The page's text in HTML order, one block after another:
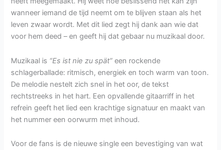
wanneer iemand de tijd neemt om te blijven staan als het
leven zwaar wordt. Met dit lied zegt hij dank aan wie dat
voor hem deed – en geeft hij dat gebaar nu muzikaal door.
Muzikaal is “Es ist nie zu spät” een rockende
schlagerballade: ritmisch, energiek en toch warm van toon.
De melodie nestelt zich snel in het oor, de tekst
rechtstreeks in het hart. Een opvallende gitaarriff in het
refrein geeft het lied een krachtige signatuur en maakt van
het nummer een oorwurm met inhoud.
Voor de fans is de nieuwe single een bevestiging van wat